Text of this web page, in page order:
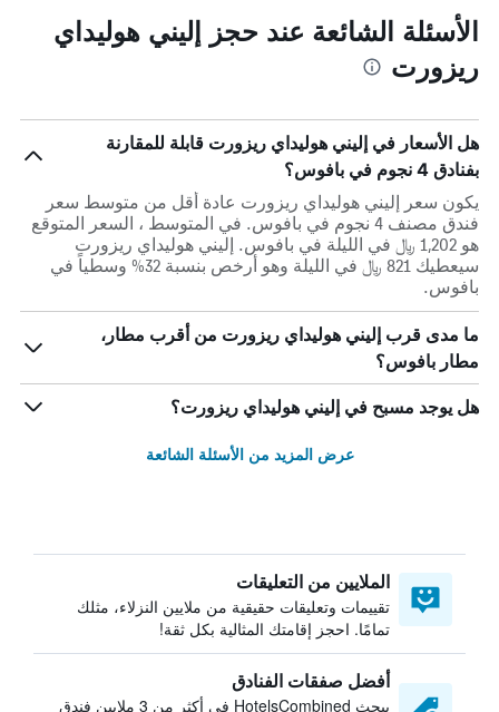
الأسئلة الشائعة عند حجز إليني هوليداي
ريزورت
هل الأسعار في إليني هوليداي ريزورت قابلة للمقارنة
بفنادق 4 نجوم في بافوس؟
يكون سعر إليني هوليداي ريزورت عادة أقل من متوسط ​​سعر
فندق مصنف 4 نجوم في بافوس. في المتوسط ، السعر المتوقع
هو 1,202 ﷼ في الليلة في بافوس. إليني هوليداي ريزورت
سيعطيك 821 ﷼ في الليلة وهو أرخص بنسبة 32% وسطياً في
بافوس.
ما مدى قرب إليني هوليداي ريزورت من أقرب مطار،
مطار بافوس؟
هل يوجد مسبح في إليني هوليداي ريزورت؟
عرض المزيد من الأسئلة الشائعة
الملايين من التعليقات
تقييمات وتعليقات حقيقية من ملايين النزلاء، مثلك
تمامًا. احجز إقامتك المثالية بكل ثقة!
أفضل صفقات الفنادق
يبحث HotelsCombined في أكثر من 3 ملايين فندق